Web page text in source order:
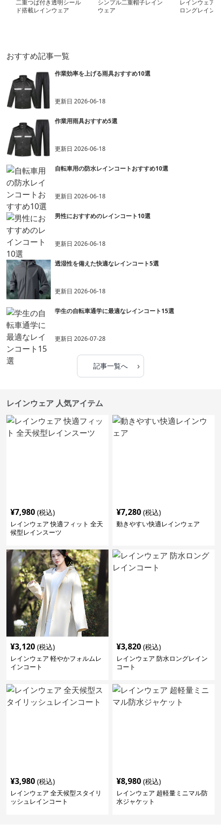
二重つば付き透明シール
ド搭載レインウェア
シンプル二重帽子レイン
ウェア
レインウェア
ロングレイン
おすすめ記事一覧
作業効率を上げる雨具おすすめ10選
更新日2026-06-18
作業用雨具おすすめ5選
更新日2026-06-18
自転車用の防水レインコートおすすめ10選
更新日2026-06-18
男性におすすめのレインコート10選
更新日2026-06-18
透湿性を備えた快適なレインコート5選
更新日2026-06-18
学生の自転車通学に最適なレインコート15選
更新日2026-07-28
記事一覧へ ›
レインウェア 人気アイテム
¥7,980 (税込)
レインウェア 快適フィット 全天
候型レインスーツ
¥7,280 (税込)
動きやすい快適レインウェア
¥3,120 (税込)
レインウェア 軽やかフォルムレ
インコート
¥3,820 (税込)
レインウェア 防水ロングレイン
コート
¥3,980 (税込)
レインウェア 全天候型スタイリ
ッシュレインコート
¥8,980 (税込)
レインウェア 超軽量ミニマル防
水ジャケット